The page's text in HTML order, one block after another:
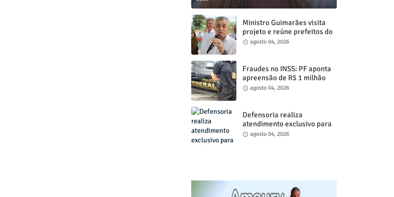
Ministro Guimarães visita
projeto e reúne prefeitos do
Ceará, em Fortaleza, nestes
agosto 04, 2026
Fraudes no INSS: PF aponta
apreensão de R$ 1 milhão
em dinheiro; operação mira
agosto 04, 2026
Defensoria realiza
atendimento exclusivo para
mulheres em celebração aos
agosto 04, 2026